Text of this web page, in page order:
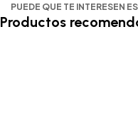
PUEDE QUE TE INTERESEN
Productos